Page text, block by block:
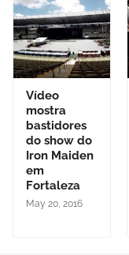
Vídeo
mostra
bastidores
do show do
Iron Maiden
em
Fortaleza
May 20, 2016